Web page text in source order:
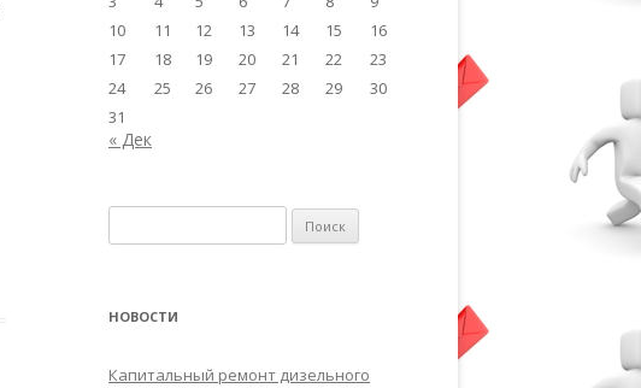
10
11 12 13 14 15
16
17
18 19 20 21 22
23
24
25 26 27 28 29
30
31
« Дек
НОВОСТИ
Капитальный ремонт дизельного